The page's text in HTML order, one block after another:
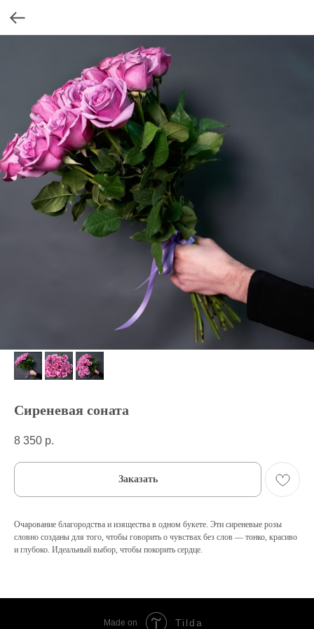
Сиреневая соната
8 350 р.
Заказать
Очарование благородства и изящества в одном букете. Эти сиреневые розы
словно созданы для того, чтобы говорить о чувствах без слов — тонко, красиво
и глубоко. Идеальный выбор, чтобы покорить сердце.
Made on Tilda